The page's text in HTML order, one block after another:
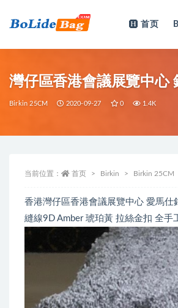
首页
灣仔區香港會議展覽中心
Birkin 25CM 2020-09-27 0 1.4K
当前位置： 首页 Birkin Birkin 25CM
香港灣仔區香港會議展覽中心 愛馬仕
縫線9D Amber 琥珀黃 拉絲金扣 全手